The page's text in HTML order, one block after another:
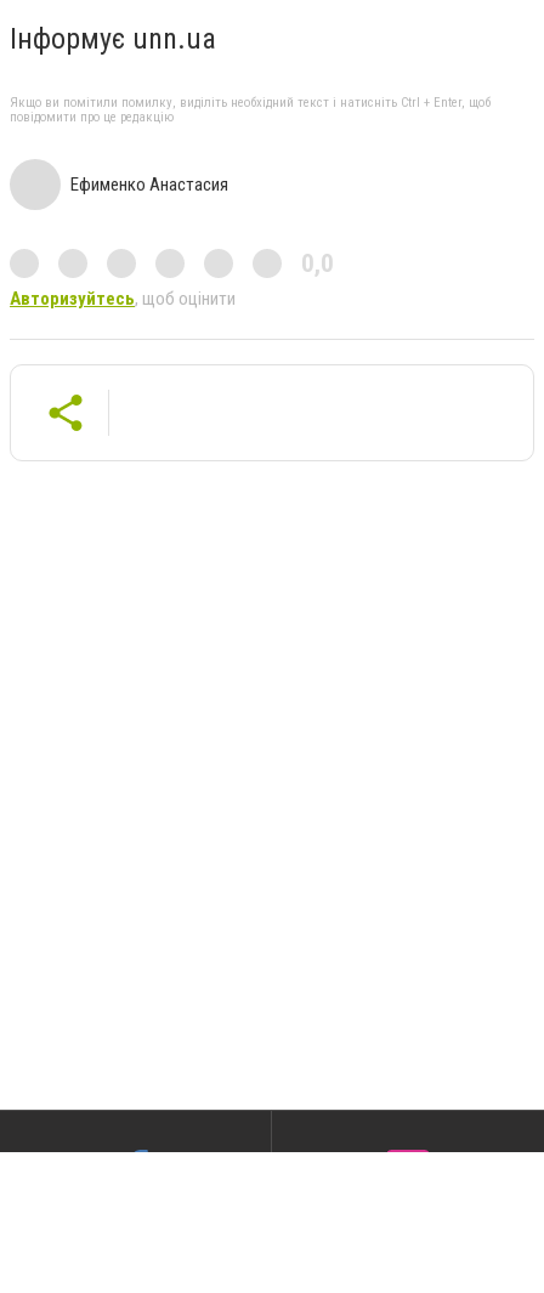
Інформує unn.ua
Якщо ви помітили помилку, виділіть необхідний текст і натисніть Ctrl + Enter, щоб
повідомити про це редакцію
Ефименко Анастасия
0,0
Авторизуйтесь, щоб оцінити